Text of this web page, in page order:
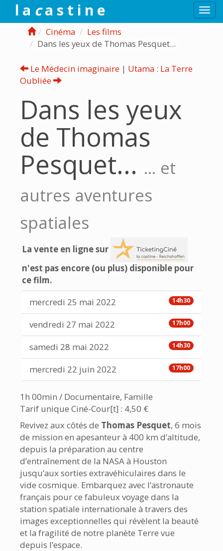
l a ca s t i n e
Cinéma
Les films
Dans les yeux de Thomas Pesquet...
Le Médecin imaginaire | Utama : La Terre
Oubliée
Dans les yeux
de Thomas
Pesquet... ... et
autres aventures
spatiales
La vente en ligne sur
n'est pas encore (ou plus) disponible pour
ce film.
14h30
mercredi 25 mai 2022
17h00
vendredi 27 mai 2022
14h30
samedi 28 mai 2022
17h00
mercredi 22 juin 2022
1h 00min / Documentaire, Famille
Tarif unique Ciné-Cour[t] : 4,50 €
Revivez aux côtés de Thomas Pesquet, 6 mois
de mission en apesanteur à 400 km d’altitude,
depuis la préparation au centre
d’entraînement de la NASA à Houston
jusqu’aux sorties extravéhiculaires dans le
vide cosmique. Embarquez avec l’astronaute
français pour ce fabuleux voyage dans la
station spatiale internationale à travers des
images exceptionnelles qui révèlent la beauté
et la fragilité de notre planète Terre vue
depuis l’espace.